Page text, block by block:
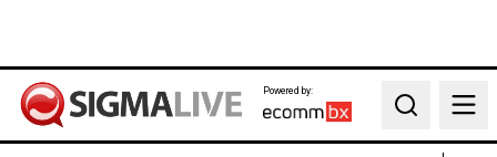
Powered by:
Search